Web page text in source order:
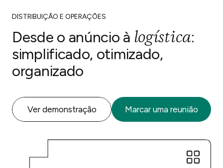
DISTRIBUIÇÃO E OPERAÇÕES
Desde o anúncio à logística:
simplificado, otimizado,
organizado
Ver demonstração Marcar uma reunião